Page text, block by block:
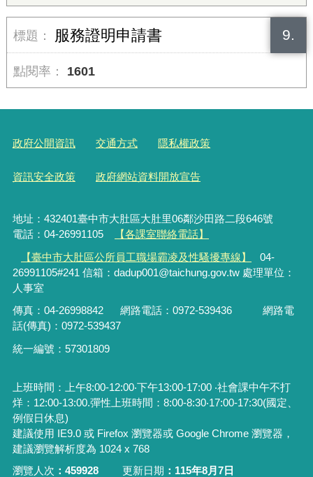
9.
服務證明申請書
1601
政府公開資訊 交通方式 隱私權政策
資訊安全政策 政府網站資料開放宣告
地址：432401臺中市大肚區大肚里06鄰沙田路二段646號
電話：04-26991105
【各課室聯絡電話】
【臺中市大肚區公所員工職場霸凌及性騷擾專線】
04-
26991105#241 信箱：dadup001@taichung.gov.tw 處理單位：
人事室
傳真：04-26998842 網路電話： 0972-539436 網路電
話(傳真)： 0972-539437
統一編號：57301809
上班時間：上午8:00-12:00‧下午13:00-17:00 ‧社會課中午不打
烊：12:00-13:00.彈性上班時間：8:00-8:30‧17:00-17:30(國定、
例假日休息)
建議使用 IE9.0 或 Firefox 瀏覽器或 Google Chrome 瀏覽器，
建議瀏覽解析度為 1024 x 768
瀏覽人次
459928 更新日期 115年8月7日